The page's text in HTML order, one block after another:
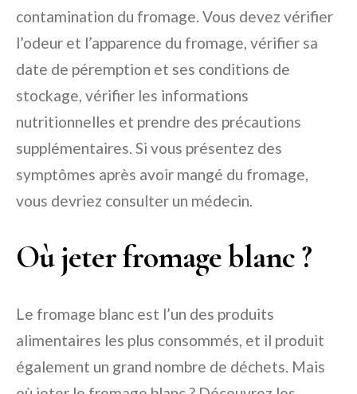
contamination du fromage. Vous devez vérifier
l’odeur et l’apparence du fromage, vérifier sa
date de péremption et ses conditions de
stockage, vérifier les informations
nutritionnelles et prendre des précautions
supplémentaires. Si vous présentez des
symptômes après avoir mangé du fromage,
vous devriez consulter un médecin.
Où jeter fromage blanc ?
Le fromage blanc est l’un des produits
alimentaires les plus consommés, et il produit
également un grand nombre de déchets. Mais